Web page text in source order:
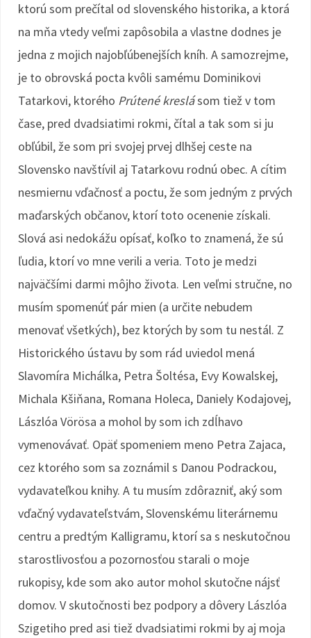
ktorú som prečítal od slovenského historika, a ktorá
na mňa vtedy veľmi zapôsobila a vlastne dodnes je
jedna z mojich najobľúbenejších kníh. A samozrejme,
je to obrovská pocta kvôli samému Dominikovi
Tatarkovi, ktorého Prútené kreslásom tiež v tom
čase, pred dvadsiatimi rokmi, čítal a tak som si ju
obľúbil, že som pri svojej prvej dlhšej ceste na
Slovensko navštívil aj Tatarkovu rodnú obec. A cítim
nesmiernu vďačnosť a poctu, že som jedným z prvých
maďarských občanov, ktorí toto ocenenie získali.
Slová asi nedokážu opísať, koľko to znamená, že sú
ľudia, ktorí vo mne verili a veria. Toto je medzi
najväčšími darmi môjho života. Len veľmi stručne, no
musím spomenúť pár mien (a určite nebudem
menovať všetkých), bez ktorých by som tu nestál. Z
Historického ústavu by som rád uviedol mená
Slavomíra Michálka, Petra Šoltésa, Evy Kowalskej,
Michala Kšiňana, Romana Holeca, Daniely Kodajovej,
Lászlóa Vörösa a mohol by som ich zdĺhavo
vymenovávať. Opäť spomeniem meno Petra Zajaca,
cez ktorého som sa zoznámil s Danou Podrackou,
vydavateľkou knihy. A tu musím zdôrazniť, aký som
vďačný vydavateľstvám, Slovenskému literárnemu
centru a predtým Kalligramu, ktorí sa s neskutočnou
starostlivosťou a pozornosťou starali o moje
rukopisy, kde som ako autor mohol skutočne nájsť
domov. V skutočnosti bez podpory a dôvery Lászlóa
Szigetiho pred asi tiež dvadsiatimi rokmi by aj moja